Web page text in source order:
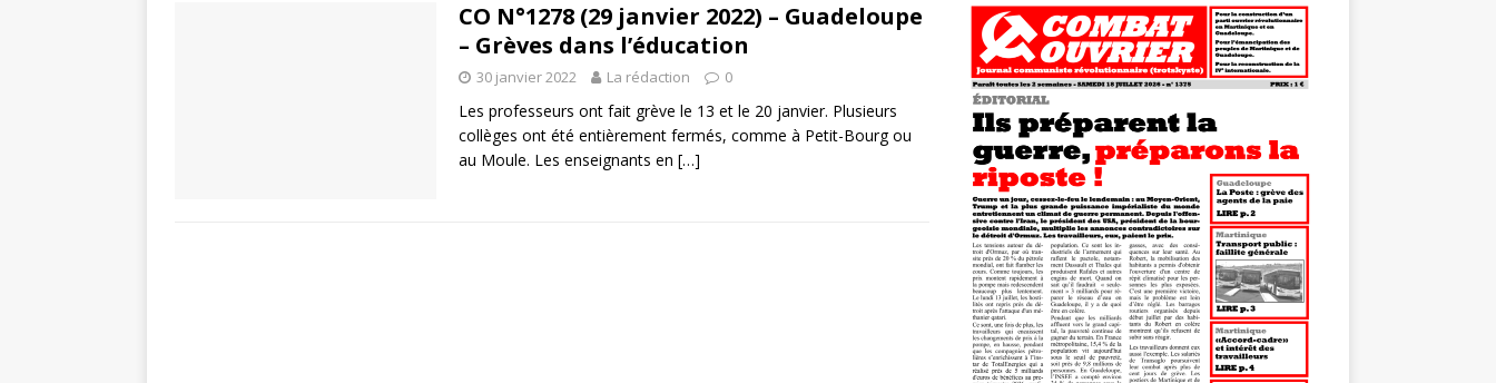
CO N°1278 (29 janvier 2022) – Guadeloupe
– Grèves dans l’éducation
30 janvier 2022 La rédaction 0
Les professeurs ont fait grève le 13 et le 20 janvier. Plusieurs
collèges ont été entièrement fermés, comme à Petit-Bourg ou
au Moule. Les enseignants en […]